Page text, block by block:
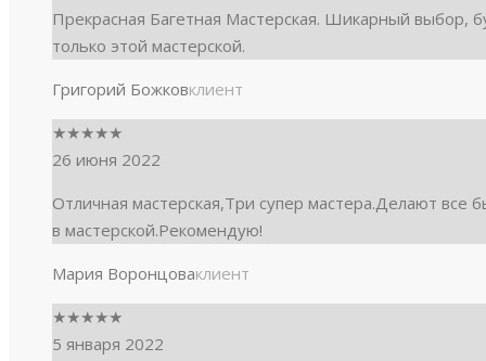
Прекрасная Багетная Мастерская. Шикарный выбор,
только этой мастерской.
Григорий Божковклиент
★★★★★
26 июня 2022
Отличная мастерская,Три супер мастера.Делают все
в мастерской.Рекомендую!
Мария Воронцоваклиент
★★★★★
5 января 2022